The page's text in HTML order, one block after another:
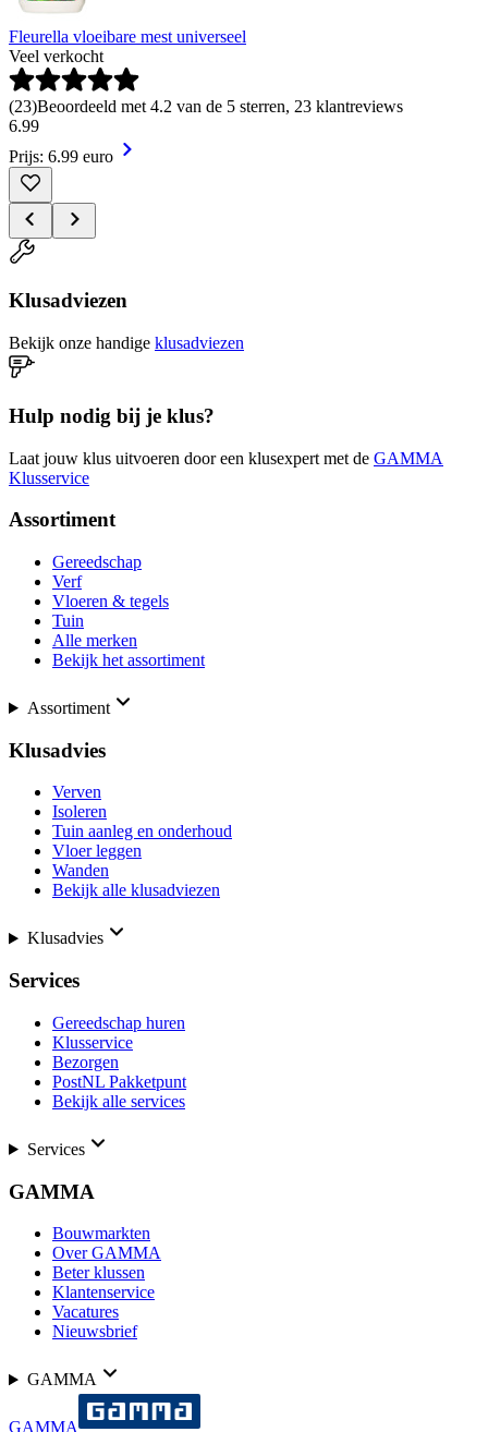
Fleurella vloeibare mest universeel
Veel verkocht
(23)Beoordeeld met 4.2 van de 5 sterren, 23 klantreviews
6.99
Prijs: 6.99 euro
Klusadviezen
Bekijk onze handige klusadviezen
Hulp nodig bij je klus?
Laat jouw klus uitvoeren door een klusexpert met de GAMMA
Klusservice
Assortiment
Gereedschap
Verf
Vloeren & tegels
Tuin
Alle merken
Bekijk het assortiment
Assortiment
Klusadvies
Verven
Isoleren
Tuin aanleg en onderhoud
Vloer leggen
Wanden
Bekijk alle klusadviezen
Klusadvies
Services
Gereedschap huren
Klusservice
Bezorgen
PostNL Pakketpunt
Bekijk alle services
Services
GAMMA
Bouwmarkten
Over GAMMA
Beter klussen
Klantenservice
Vacatures
Nieuwsbrief
GAMMA
GAMMA